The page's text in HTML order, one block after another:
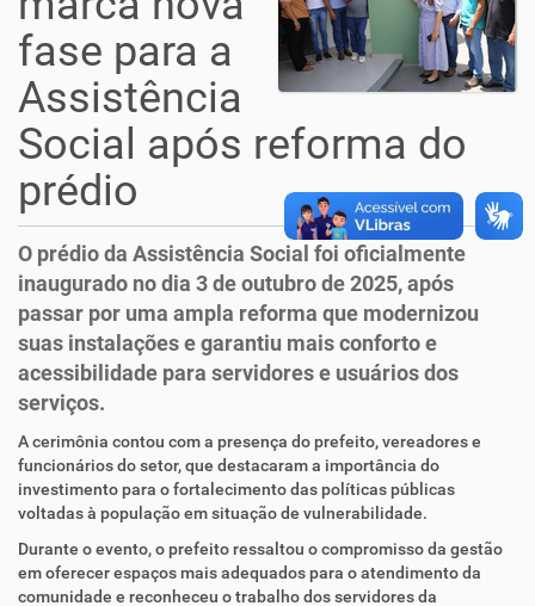
fase para a
Assistência
Social após reforma do
prédio
O prédio da Assistência Social foi oficialmente
inaugurado no dia 3 de outubro de 2025, após
passar por uma ampla reforma que modernizou
suas instalações e garantiu mais conforto e
acessibilidade para servidores e usuários dos
serviços.
A cerimônia contou com a presença do prefeito, vereadores e
funcionários do setor, que destacaram a importância do
investimento para o fortalecimento das políticas públicas
voltadas à população em situação de vulnerabilidade.
Durante o evento, o prefeito ressaltou o compromisso da gestão
em oferecer espaços mais adequados para o atendimento da
comunidade e reconheceu o trabalho dos servidores da